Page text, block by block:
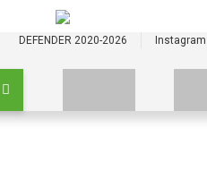
DEFENDER 2020-2026 Instagram